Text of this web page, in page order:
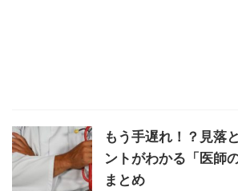
もう手遅れ！？見落
ントがわかる「医師
まとめ